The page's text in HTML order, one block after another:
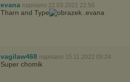
evana napisano 22.03.2021 22:50
Tharn and Type ..evana
vagilaw468 napisano 15.11.2022 09:24
Super chomik